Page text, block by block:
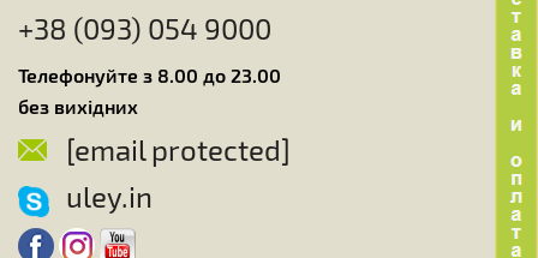
+38 (093) 054 9000
Телефонуйте з 8.00 до 23.00
без вихідних
[email protected]
uley.in